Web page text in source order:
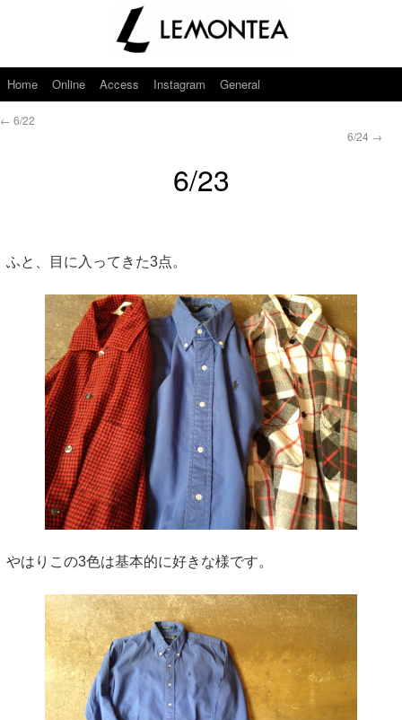
Home Online Access Instagram General
← 6/22
6/24 →
6/23
ふと、目に入ってきた3点。
やはりこの3色は基本的に好きな様です。